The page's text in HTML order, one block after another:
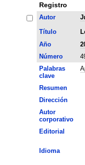
Registro
Autor
Título
Año
Número
Palabras
clave
Resumen
Dirección
Autor
corporativo
Editorial
Idioma